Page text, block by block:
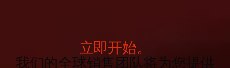
立即开始。
我们的全球销售团队将为您提供